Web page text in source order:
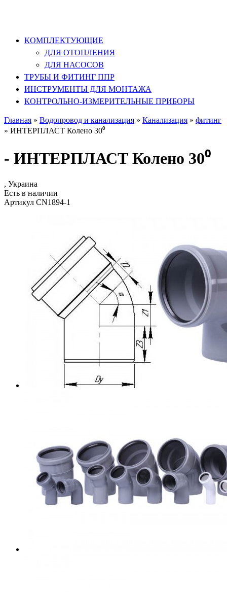
КОМПЛЕКТУЮЩИЕ
ДЛЯ ОТОПЛЕНИЯ
ДЛЯ НАСОСОВ
ТРУБЫ И ФИТИНГ ППР
ИНСТРУМЕНТЫ ДЛЯ МОНТАЖА
КОНТРОЛЬНО-ИЗМЕРИТЕЛЬНЫЕ ПРИБОРЫ
Главная » Водопровод и канализация » Канализация » фитинг
» ИНТЕРПЛАСТ Колено 30⁰
- ИНТЕРПЛАСТ Колено 30⁰
, Украина
Есть в наличии
Артикул CN1894-1